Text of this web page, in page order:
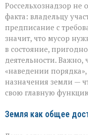
Россельхознадзор не
факта: владельцу
предписание с
значит, что мусор
в состояние,
деятельности. Важно,
«наведении
назначения земли —
свою главную
Земля как общее